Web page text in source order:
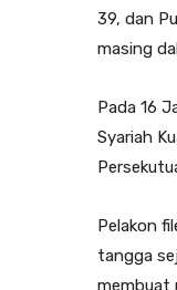
39, dan
masing
Pada 16
Syariah
Pelakon
tangga
membuat